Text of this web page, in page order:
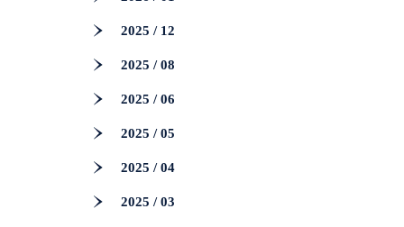
2025 / 12
2025 / 08
2025 / 06
2025 / 05
2025 / 04
2025 / 03